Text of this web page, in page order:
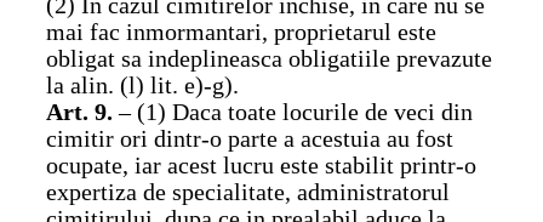
mai fac inmormantari, proprietarul este
obligat sa indeplineasca obligatiile prevazute
la alin. (l) lit. e)-g).
Art. 9.– (1) Daca toate locurile de veci din
cimitir ori dintr-o parte a acestuia au fost
ocupate, iar acest lucru este stabilit printr-o
expertiza de specialitate, administratorul